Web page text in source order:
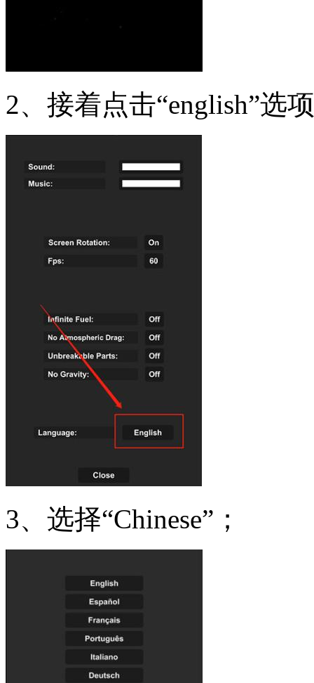
2、接着点击“english”选
3、选择“Chinese”；